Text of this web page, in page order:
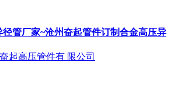
管厂家~沧州奋起管件订制合金高压异
起高压管件有 限公司